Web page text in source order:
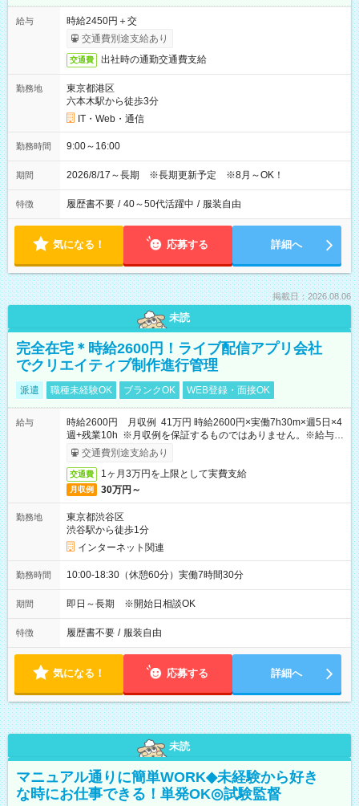
給与
時給2450円＋交
交通費別途支給あり
交通費 出社時の通勤交通費支給
勤務地
東京都港区
六本木駅から徒歩3分
IT・Web・通信
勤務時間 9:00～16:00
期間 2026/8/17～長期 ※長期更新予定 ※8月～OK！
特徴 履歴書不要 / 40～50代活躍中 / 服装自由
気になる！ 応募する 詳細へ
掲載日：2026.08.06
未読
完全在宅＊時給2600円！ライブ配信アプリ会社
でクリエイティブ制作進行管理
派遣 職種未経験OK ブランクOK WEB登録・面接OK
給与
時給2600円 月収例 41万円 時給2600円×実働7h30m×週5日×4
週+残業10h ※月収例を保証するものではありません。※給与即
受取りサービス利用可（利用条件有）
交通費別途支給あり
交通費 1ヶ月3万円を上限として実費支給
月収例 30万円～
勤務地
東京都渋谷区
渋谷駅から徒歩1分
インターネット関連
勤務時間 10:00-18:30（休憩60分）実働7時間30分
期間 即日～長期 ※開始日相談OK
特徴 履歴書不要 / 服装自由
気になる！ 応募する 詳細へ
未読
マニュアル通りに簡単WORK◆未経験から好き
な時にお仕事できる！単発OK◎試験監督